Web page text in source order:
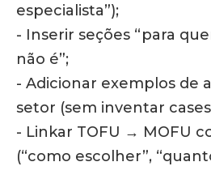
especialista”);
- Inserir seções “para
não é”;
- Adicionar exemplos de
setor (sem inventar
- Linkar TOFU → MOFU
(“como escolher”,